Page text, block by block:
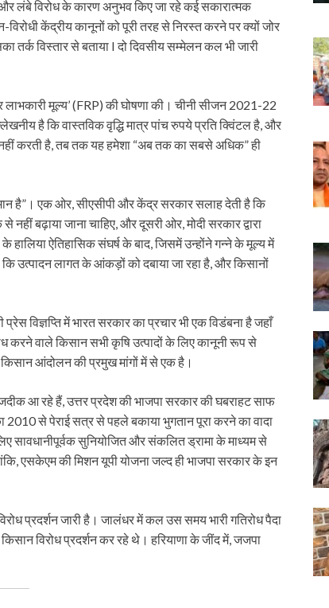
लंबे विरोध के कारण अनुभव किए जा रहे कई सकारात्मक
केंद्रीय कानूनों को पूरी तरह से निरस्त करने पर क्यों जोर
विस्तार से बताया I दो दिवसीय सम्मेलन कल भी जारी
मूल्य’ (FRP) की घोषणा की। चीनी सीजन 2021-22
है कि वास्तविक वृद्धि मात्र पांच रुपये प्रति क्विंटल है, और
करती है, तब तक यह हमेशा “अब तक का सबसे अधिक” ही
है”। एक ओर, सीएसीपी और केंद्र सरकार सलाह देती है कि
बढ़ाया जाना चाहिए, और दूसरी ओर, मोदी सरकार द्वारा
ऐतिहासिक संघर्ष के बाद, जिसमें उन्होंने गन्ने के मूल्य में
उत्पादन लागत के आंकड़ों को दबाया जा रहा है, और किसानों
विज्ञप्ति में भारत सरकार का प्रचार भी एक विडंबना है जहाँ
करने वाले किसान सभी कृषि उत्पादों के लिए कानूनी रूप से
आंदोलन की प्रमुख मांगों में से एक है।
आ रहे हैं, उत्तर प्रदेश की भाजपा सरकार की घबराहट साफ
2010 से पेराई सत्र से पहले बकाया भुगतान पूरा करने का वादा
सावधानीपूर्वक सुनियोजित और संकलित ड्रामा के माध्यम से
एसकेएम की मिशन यूपी योजना जल्द ही भाजपा सरकार के इन
प्रदर्शन जारी है। जालंधर में कल उस समय भारी गतिरोध पैदा
विरोध प्रदर्शन कर रहे थे। हरियाणा के जींद में, जजपा